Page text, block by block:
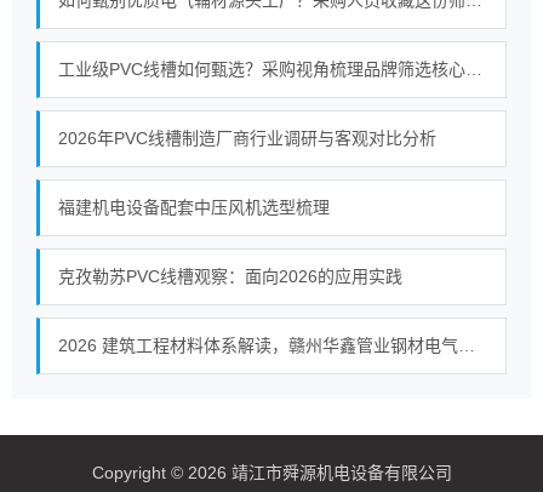
2026年PVC线槽制造厂商行业调研与客观对比分析
福建机电设备配套中压风机选型梳理
克孜勒苏PVC线槽观察：面向2026的应用实践
Copyright © 2026 靖江市舜源机电设备有限公司